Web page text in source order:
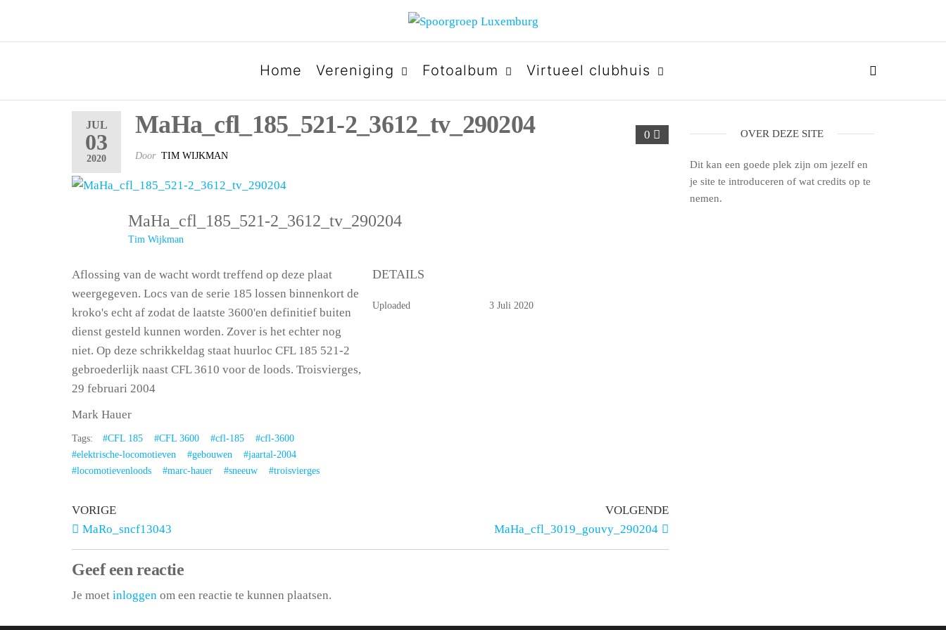
SPOORGROEP LUXEMBURG
Home Vereniging Fotoalbum Virtueel clubhuis
JUL
03
2020
0
MaHa_cfl_185_521-2_3612_tv_290204
Door TIM WIJKMAN
MaHa_cfl_185_521-2_3612_tv_290204
Tim Wijkman
Aflossing van de wacht wordt treffend op deze plaat
weergegeven. Locs van de serie 185 lossen binnenkort de
kroko's echt af zodat de laatste 3600'en definitief buiten
dienst gesteld kunnen worden. Zover is het echter nog
niet. Op deze schrikkeldag staat huurloc CFL 185 521-2
gebroederlijk naast CFL 3610 voor de loods. Troisvierges,
29 februari 2004
Mark Hauer
Tags: #CFL 185 #CFL 3600 #cfl-185
#cfl-3600
#elektrische-locomotieven
#gebouwen
#jaartal-2004
#locomotievenloods
#marc-hauer #sneeuw #troisvierges
DETAILS
Uploaded 3 Juli 2020
VORIGE
MaRo_sncf13043
VOLGENDE
MaHa_cfl_3019_gouvy_290204
Geef een reactie
Je moet inloggen om een reactie te kunnen plaatsen.
OVER DEZE SITE
Dit kan een goede plek zijn om jezelf en
je site te introduceren of wat credits op te
nemen.